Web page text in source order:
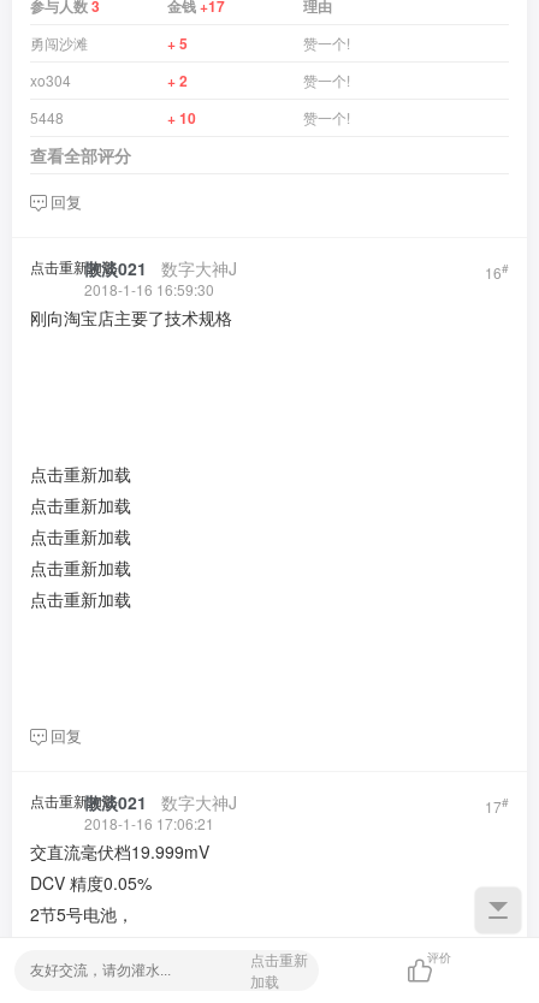
参与人数3 金钱+17 理由
勇闯沙滩 + 5
赞一个!
xo304
+ 2
赞一个!
5448
+ 10 赞一个!
查看全部评分
回复
点击重新加载 16#
散淡021 数字大神J
2018-1-16 16:59:30
刚向淘宝店主要了技术规格
点击重新加载
点击重新加载
点击重新加载
点击重新加载
点击重新加载
回复
点击重新加载 17#
散淡021 数字大神J
2018-1-16 17:06:21
交直流毫伏档19.999mV
DCV 精度0.05%
2节5号电池，
点击重新
加载
评价